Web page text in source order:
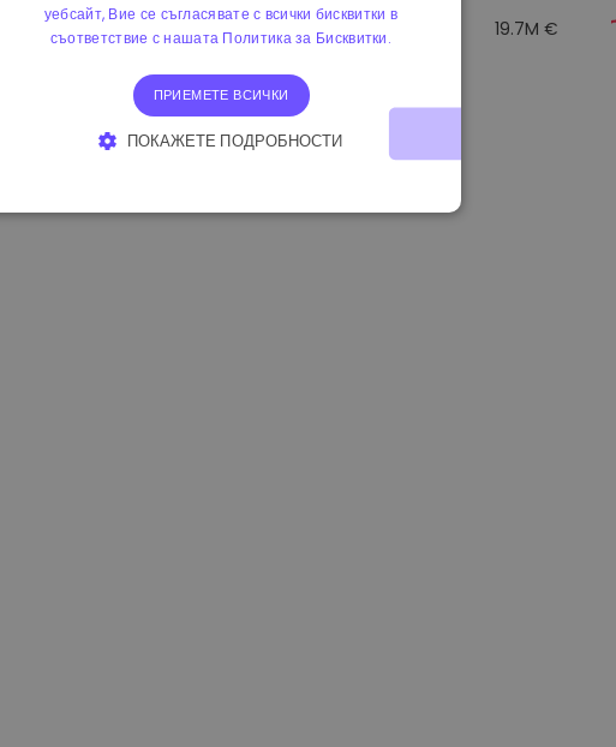
0.080659000 € -4.80% 19.7M €
уебсайт, Вие се съгласявате с всички бисквитки в
съответствие с нашата Политика за Бисквитки.
ПРИЕМЕТЕ ВСИЧКИ
ПОКАЖЕТЕ ПОДРОБНОСТИ